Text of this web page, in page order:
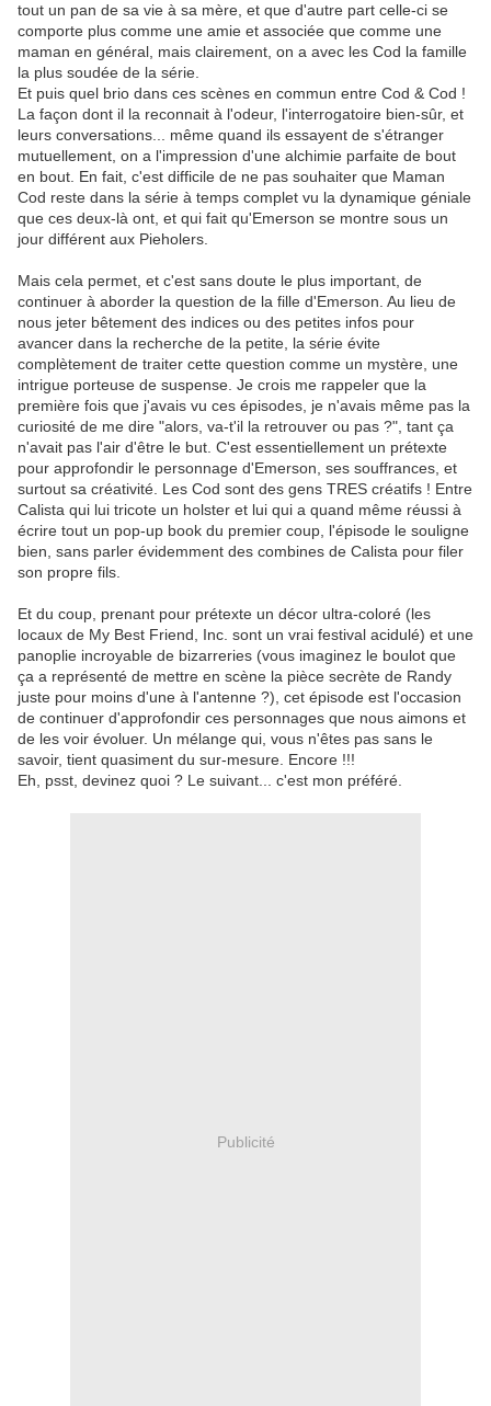
tout un pan de sa vie à sa mère, et que d'autre part celle-ci se
comporte plus comme une amie et associée que comme une
maman en général, mais clairement, on a avec les Cod la famille
la plus soudée de la série.
Et puis quel brio dans ces scènes en commun entre Cod & Cod !
La façon dont il la reconnait à l'odeur, l'interrogatoire bien-sûr, et
leurs conversations... même quand ils essayent de s'étranger
mutuellement, on a l'impression d'une alchimie parfaite de bout
en bout. En fait, c'est difficile de ne pas souhaiter que Maman
Cod reste dans la série à temps complet vu la dynamique géniale
que ces deux-là ont, et qui fait qu'Emerson se montre sous un
jour différent aux Pieholers.
Mais cela permet, et c'est sans doute le plus important, de
continuer à aborder la question de la fille d'Emerson. Au lieu de
nous jeter bêtement des indices ou des petites infos pour
avancer dans la recherche de la petite, la série évite
complètement de traiter cette question comme un mystère, une
intrigue porteuse de suspense. Je crois me rappeler que la
première fois que j'avais vu ces épisodes, je n'avais même pas la
curiosité de me dire "alors, va-t'il la retrouver ou pas ?", tant ça
n'avait pas l'air d'être le but. C'est essentiellement un prétexte
pour approfondir le personnage d'Emerson, ses souffrances, et
surtout sa créativité. Les Cod sont des gens TRES créatifs ! Entre
Calista qui lui tricote un holster et lui qui a quand même réussi à
écrire tout un pop-up book du premier coup, l'épisode le souligne
bien, sans parler évidemment des combines de Calista pour filer
son propre fils.
Et du coup, prenant pour prétexte un décor ultra-coloré (les
locaux de My Best Friend, Inc. sont un vrai festival acidulé) et une
panoplie incroyable de bizarreries (vous imaginez le boulot que
ça a représenté de mettre en scène la pièce secrète de Randy
juste pour moins d'une à l'antenne ?), cet épisode est l'occasion
de continuer d'approfondir ces personnages que nous aimons et
de les voir évoluer. Un mélange qui, vous n'êtes pas sans le
savoir, tient quasiment du sur-mesure. Encore !!!
Eh, psst, devinez quoi ? Le suivant... c'est mon préféré.
Publicité